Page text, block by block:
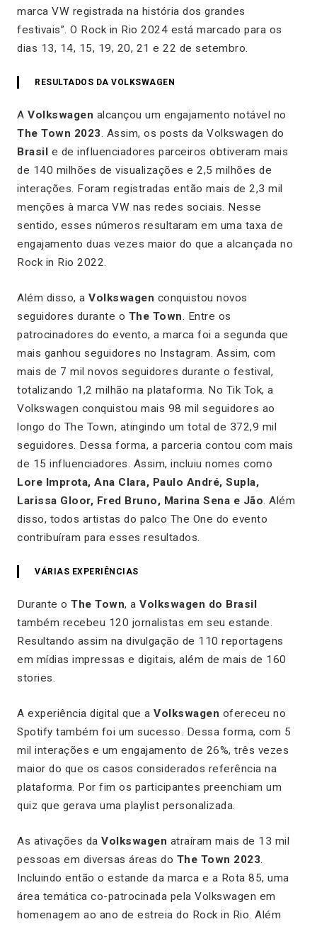
marca VW registrada na história dos grandes
festivais”. O Rock in Rio 2024 está marcado para os
dias 13, 14, 15, 19, 20, 21 e 22 de setembro.
RESULTADOS DA VOLKSWAGEN
A Volkswagen alcançou um engajamento notável no
The Town 2023. Assim, os posts da Volkswagen do
Brasil e de influenciadores parceiros obtiveram mais
de 140 milhões de visualizações e 2,5 milhões de
interações. Foram registradas então mais de 2,3 mil
menções à marca VW nas redes sociais. Nesse
sentido, esses números resultaram em uma taxa de
engajamento duas vezes maior do que a alcançada no
Rock in Rio 2022.
Além disso, a Volkswagen conquistou novos
seguidores durante o The Town. Entre os
patrocinadores do evento, a marca foi a segunda que
mais ganhou seguidores no Instagram. Assim, com
mais de 7 mil novos seguidores durante o festival,
totalizando 1,2 milhão na plataforma. No Tik Tok, a
Volkswagen conquistou mais 98 mil seguidores ao
longo do The Town, atingindo um total de 372,9 mil
seguidores. Dessa forma, a parceria contou com mais
de 15 influenciadores. Assim, incluiu nomes como
Lore Improta, Ana Clara, Paulo André, Supla,
Larissa Gloor, Fred Bruno, Marina Sena e Jão. Além
disso, todos artistas do palco The One do evento
contribuíram para esses resultados.
VÁRIAS EXPERIÊNCIAS
Durante o The Town, a Volkswagen do Brasil
também recebeu 120 jornalistas em seu estande.
Resultando assim na divulgação de 110 reportagens
em mídias impressas e digitais, além de mais de 160
stories.
A experiência digital que a Volkswagen ofereceu no
Spotify também foi um sucesso. Dessa forma, com 5
mil interações e um engajamento de 26%, três vezes
maior do que os casos considerados referência na
plataforma. Por fim os participantes preenchiam um
quiz que gerava uma playlist personalizada.
As ativações da Volkswagen atraíram mais de 13 mil
pessoas em diversas áreas do The Town 2023.
Incluindo então o estande da marca e a Rota 85, uma
área temática co-patrocinada pela Volkswagen em
homenagem ao ano de estreia do Rock in Rio. Além